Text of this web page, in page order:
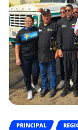
PRINCIPAL